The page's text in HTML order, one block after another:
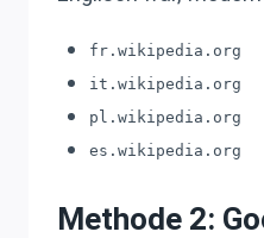
fr.wikipedia.org
it.wikipedia.org
pl.wikipedia.org
es.wikipedia.org
Methode 2: